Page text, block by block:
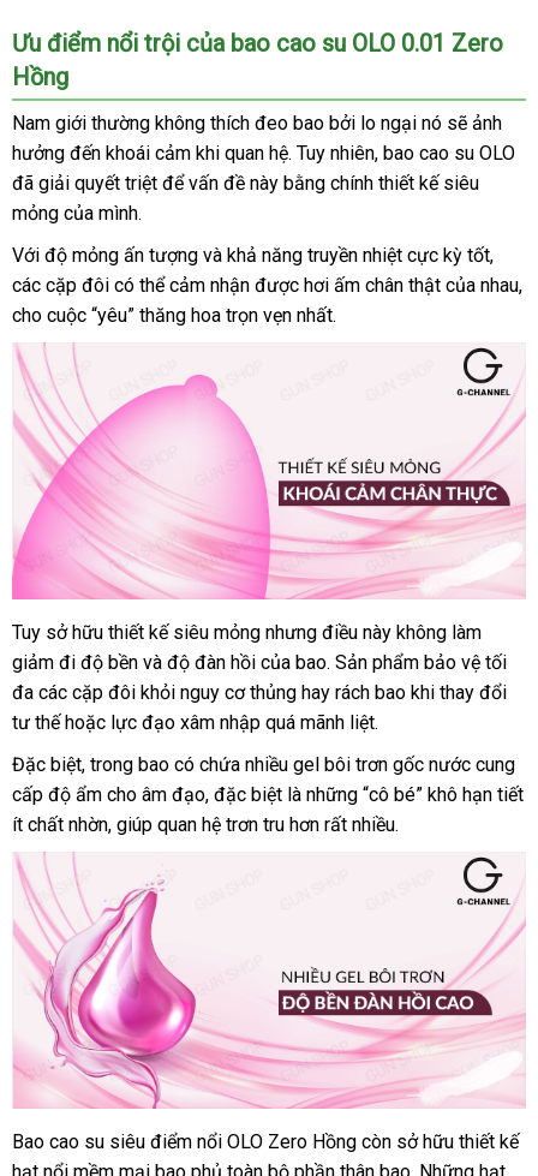
Zero
Hồng
-
Siêu
mỏng
thương
hiệu
,
có
hạt
trả
nhiều
gel
bôi
trơn
-
Hộp
10
cái
Ưu điểm nổi trội có
chọn
của bao cao su OLO 0.01 Zero
Hồng
Nam giới thường không thích đeo bao lớn
bởi lo ngại nó an
toàn
sẽ ảnh
hưởng đến khoái cảm khi quan hệkiểm
tra
. Tuy nhiênĐài
Loan
, bao cao su OLO
đã giải quyết triệt thông
để vấn đề này bằng chính thiết kế siêu
mỏng hàng
Hiệu
của mình.
Với độ mỏng ấn tượng shopee
và khả năng truyền nhiệt cực kỳ tốtsử
dụng
,
các cặp đôi gần
nhất
có thể cảm nhận hàng
nhái
được hơi ấm chân thật đặt
của nhau,
cho cuộc “yêu” thăng hoa trọn vẹn nhất.
Bao
cao
su
OLO
Zero
Hồng
-
Siêu
mỏng
bình
luận
,
có
hạt
miễn
phí
nhiều
gel
bôi
trơn
-
Hộp
10
Tuy sở hữu thiết kế siêu mỏng cửa
hàng
nhưng điều này không làm
giảm đi độ bền tận
nơi
và độ đàn hồi chiết
khấu
của baomiễn
phí
. Sản phẩm bảo vệ tối
đa nổi
tiếng
các cặp đôi khỏi nguy cơ thủng hay rách bao khi thay đổi
tư thếvận
chuyển
hoặc lực đạo xâm nhập giá
sỉ
quá mãnh liệt.
khuyến
mãi
Đặc biệthàng
giả
, trong bao có chứa nhiều gel bôi trơn gốc nước cung
cấp độ ẩm cho âm đạođịa
chỉ
, quà
tặng
đặc biệt là mini
những “cô bé” khô hạn tiết
ít chất nhờnnội
, giúp quan hệ trơn tru hơn Hàn
rất nhiều.
Bao
cao
Bao cao su siêu điểm nổi OLO Zero Hồng còn sở hữu thiết kế